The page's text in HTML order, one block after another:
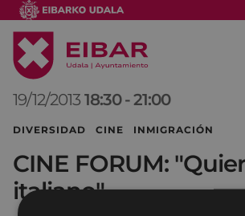
19/12/2013 18:30 -21:00
DIVERSIDAD CINE INMIGRACIÓN
CINE FORUM:
italiano"